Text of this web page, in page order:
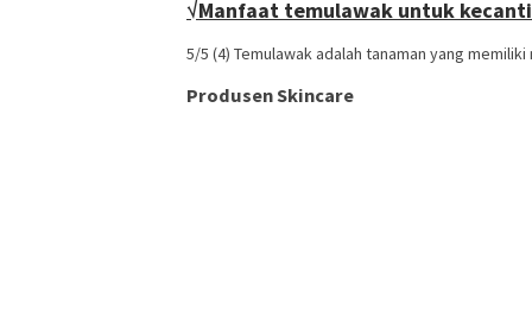
√Manfaat temulawak untuk
5/5 (4) Temulawak adalah tanaman yang
Produsen Skincare